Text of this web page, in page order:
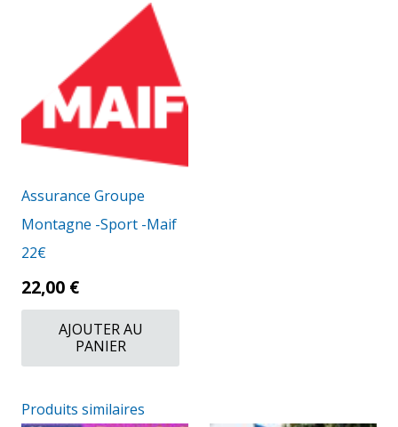
Assurance Groupe
Montagne -Sport -Maif
22€
22,00 €
AJOUTER AU
PANIER
Produits similaires